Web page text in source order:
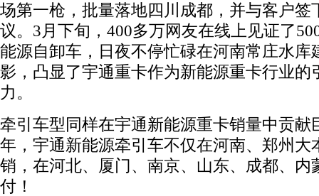
场第一枪，批量落地四川成都，并与客户签
议。3月下旬，400多万网友在线上见证了
能源自卸车，日夜不停忙碌在河南常庄水库
影，凸显了宇通重卡作为新能源重卡行业的
力。
牵引车型同样在宇通新能源重卡销量中贡献
年，宇通新能源牵引车不仅在河南、郑州大
销，在河北、厦门、南京、山东、成都、内
付！